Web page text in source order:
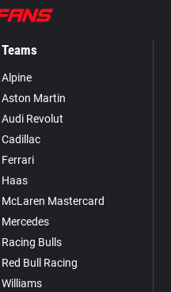
Teams
Alpine
Aston Martin
Audi Revolut
Cadillac
Ferrari
Haas
McLaren Mastercard
Mercedes
Racing Bulls
Red Bull Racing
Williams